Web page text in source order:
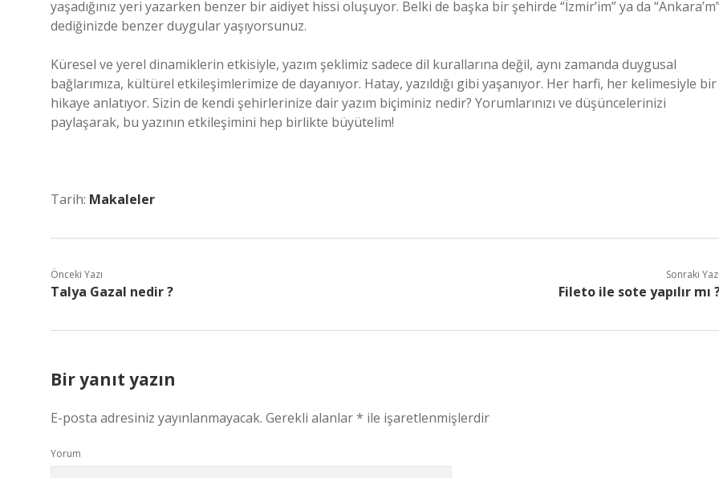
yaşadığınız yeri yazarken benzer bir aidiyet hissi oluşuyor. Belki de başka bir şehirde “İzmir’im” ya da
dediğinizde benzer duygular yaşıyorsunuz.
Küresel ve yerel dinamiklerin etkisiyle, yazım şeklimiz sadece dil kurallarına değil, aynı zamanda duygusal
bağlarımıza, kültürel etkileşimlerimize de dayanıyor. Hatay, yazıldığı gibi yaşanıyor. Her harfi, her kelimesiyle bir
hikaye anlatıyor. Sizin de kendi şehirlerinize dair yazım biçiminiz nedir? Yorumlarınızı ve düşüncelerinizi
paylaşarak, bu yazının etkileşimini hep birlikte büyütelim!
Tarih: Makaleler
Önceki Yazı
Talya Gazal nedir ?
Sonraki
Fileto ile sote yapılır mı
Bir yanıt yazın
E-posta adresiniz yayınlanmayacak. Gerekli alanlar* ile işaretlenmişlerdir
Yorum